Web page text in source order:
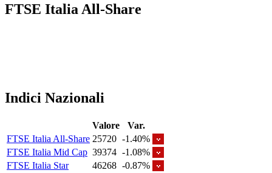
FTSE Italia All-Share
Indici Nazionali
Valore
Var.
FTSE Italia All-Share 25720 -1.40%
FTSE Italia Mid Cap 39374 -1.08%
FTSE Italia Star
46268 -0.87%